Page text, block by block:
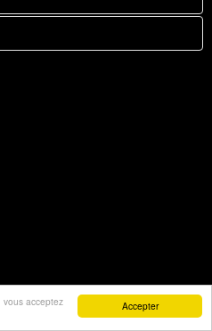
Accepter
vous acceptez